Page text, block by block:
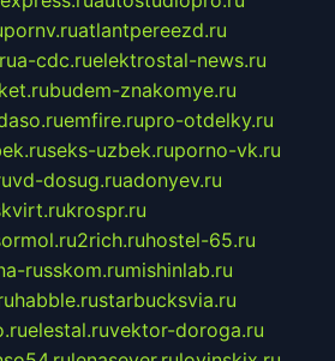
pornv.ruatlantpereezd.ru
a-cdc.ruelektrostal-news.ru
budem-znakomye.ru
emfire.rupro-otdelky.ru
seks-uzbek.ruporno-vk.ru
vd-dosug.ruadonyev.ru
krospr.ru
2rich.ruhostel-65.ru
russkom.rumishinlab.ru
habble.rustarbucksvia.ru
elestal.ruvektor-doroga.ru